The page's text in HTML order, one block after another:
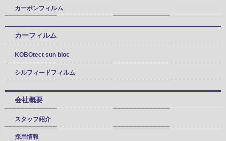
カーボンフィルム
カーフィルム
KOBOtect sun bloc
シルフィードフィルム
会社概要
スタッフ紹介
採用情報